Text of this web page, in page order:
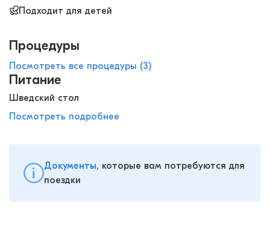
Подходит для детей
Процедуры
Посмотреть все процедуры (3)
Питание
Шведский стол
Посмотреть подробнее
Документы, которые вам потребуются для
поездки